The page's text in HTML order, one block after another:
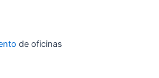
de oficinas